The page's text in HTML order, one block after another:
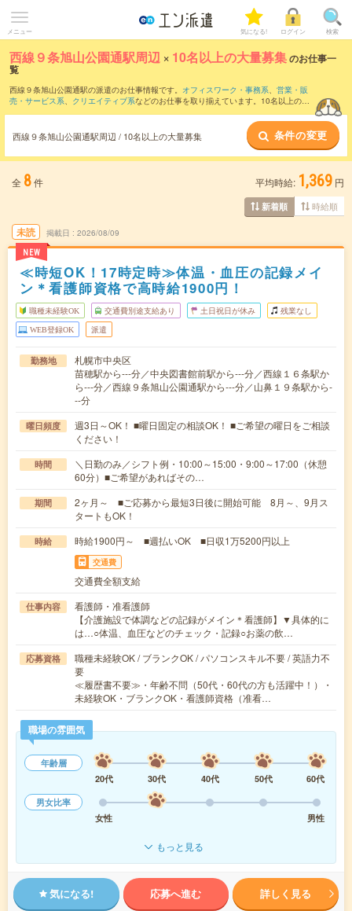
メニュー 気になる! ログイン 検索
西線９条旭山公園通駅周辺 × 10名以上の大量募集のお仕事一
覧
西線９条旭山公園通駅の派遣のお仕事情報です。 オフィスワーク・事務系、 営業・販
売・サービス系、 クリエイティブ系などのお仕事を取り揃えています。10名以上の大
西線９条旭山公園通駅周辺 / 10名以上の大量募集 条件の変更
全 8件 平均時給: 1,369 円
新着順 時給順
未読
NEW
掲載日 2026/08/09
≪時短OK！17時定時≫体温・血圧の記録メイ
ン＊看護師資格で高時給1900円！
職種未経験OK 交通費別途支給あり 土日祝日が休み 残業なし
WEB登録OK 派遣
勤務地
札幌市中央区
苗穂駅から---分／中央図書館前駅から---分／西線１６条駅か
ら---分／西線９条旭山公園通駅から---分／山鼻１９条駅から-
--分
曜日頻度
週3日～OK！ ■曜日固定の相談OK！ ■ご希望の曜日をご相談
ください！
時間
＼日勤のみ／シフト例・10:00～15:00・9:00～17:00（休憩
60分）■ご希望があればその…
期間
2ヶ月～ ■ご応募から最短3日後に開始可能 8月～、9月ス
タートもOK！
時給 時給1900円～ ■週払いOK ■日収1万5200円以上
交通費
交通費全額支給
仕事内容
看護師・准看護師
【介護施設で体調などの記録がメイン＊看護師】▼具体的に
は…○体温、血圧などのチェック・記録○お薬の飲…
応募資格
職種未経験OK / ブランクOK / パソコンスキル不要 / 英語力不
要
≪履歴書不要≫・年齢不問（50代・60代の方も活躍中！）・
未経験OK・ブランクOK・看護師資格（准看…
職場の雰囲気
年齢層
20代
30代 40代 50代
60代
男女比率
女性
男性
もっと見る
気になる! 応募へ進む 詳しく見る